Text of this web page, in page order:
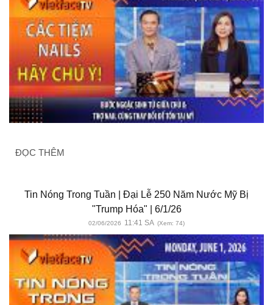
ĐỌC THÊM
Tin Nóng Trong Tuần | Đại Lễ 250 Năm Nước Mỹ Bị
"Trump Hóa" | 6/1/26
02/06/2026 11:41 SA (Xem: 74)